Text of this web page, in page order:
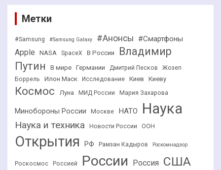
Метки
#Samsung #Samsung Galaxy #Анонсы #Смартфоны
Apple NASA SpaceX В России
Владимир
Путин
В мире Германии Дмитрий Песков
Жозеп
Боррель
Илон Маск Исследование Киев Киеву
Космос Луна МИД России Мария Захарова
Минобороны России Москве НАТО Наука
Наука и техника Новости России ООН
Открытия РФ Рамзан Кадыров Роскомнадзор
Роскосмос Россией России Россия США